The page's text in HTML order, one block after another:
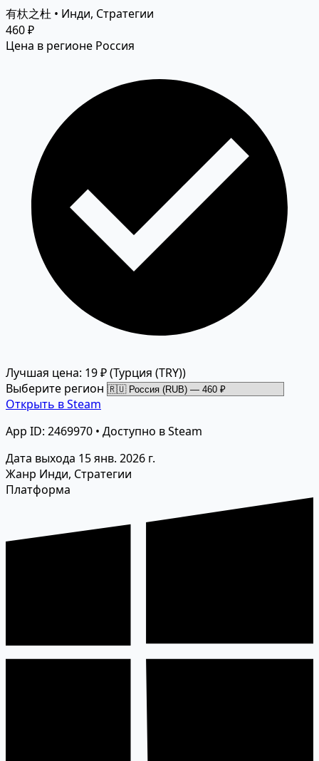
有杕之杜 • Инди, Стратегии
460 ₽
Цена в регионе Россия
Лучшая цена: 19 ₽(Турция (TRY))
Выберите регион
Открыть в Steam
App ID: 2469970 • Доступно в Steam
Дата выхода 15 янв. 2026 г.
Жанр Инди, Стратегии
Платформа